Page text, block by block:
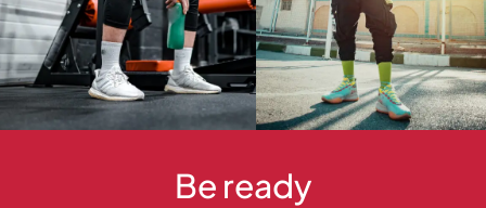
Be ready